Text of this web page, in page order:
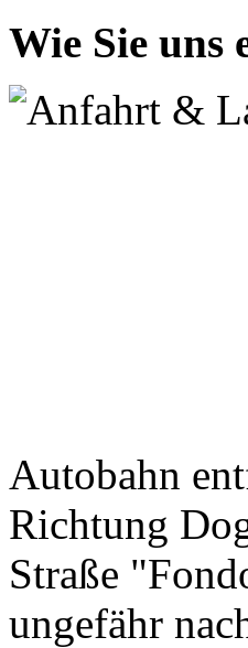
Wie Sie uns
Autobahn
Richtung
Straße
ungefähr